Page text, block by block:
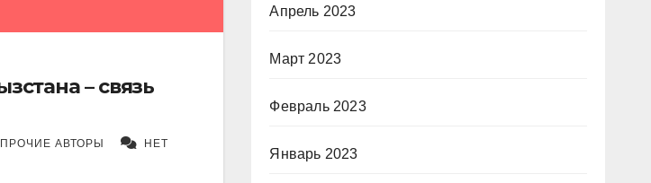
– связь
ПРОЧИЕ АВТОРЫ
НЕТ
Апрель 2023
Март 2023
Февраль 2023
Январь 2023